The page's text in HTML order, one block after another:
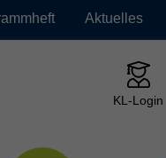
Aktuelles
KL-Login